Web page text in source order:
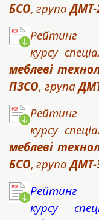
БСО, групаДМТ-
курсу
меблеві
ПЗСО, група
курсу
меблеві
БСО, групаДМТ-
курсу